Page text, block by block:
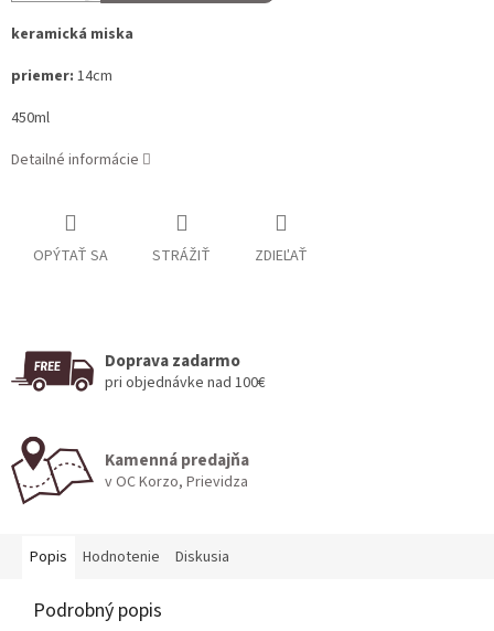
keramická miska
priemer: 14cm
450ml
Detailné informácie
OPÝTAŤ SA STRÁŽIŤ ZDIEĽAŤ
Doprava zadarmo
pri objednávke nad 100€
Kamenná predajňa
v OC Korzo, Prievidza
Popis Hodnotenie Diskusia
Podrobný popis